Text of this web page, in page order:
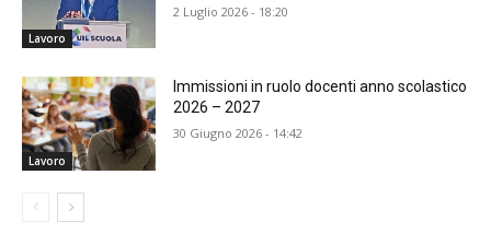
Lavoro
2 Luglio 2026 - 18:20
Lavoro
Immissioni in ruolo docenti anno scolastico
2026 – 2027
30 Giugno 2026 - 14:42